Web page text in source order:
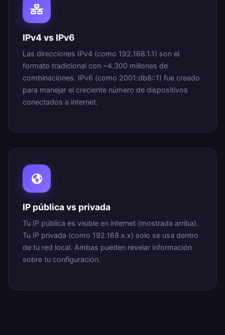
IPv4 vs IPv6
Las direcciones IPv4 (como 192.168.1.1) son el
formato tradicional con ~4.300 millones de
combinaciones. IPv6 (como 2001:db8::1) fue creado
para manejar el creciente número de dispositivos
conectados a internet.
IP pública vs privada
Tu IP pública es visible en internet (mostrada arriba).
Tu IP privada (como 192.168.x.x) solo se usa dentro
de tu red local. Ambas pueden revelar información
sobre tu configuración.